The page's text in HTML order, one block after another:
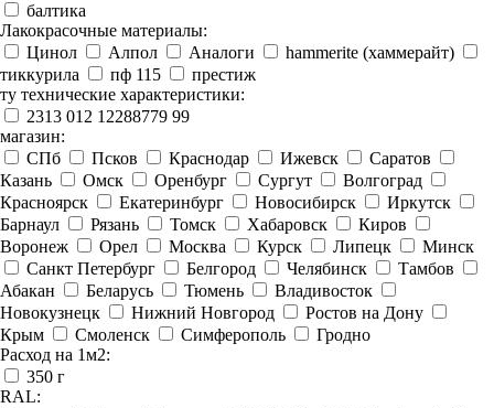
балтика
Лакокрасочные материалы:
Цинол
Алпол Аналоги
hammerite (хаммерайт)
тиккурила
пф 115
престиж
ту технические характеристики:
2313 012 12288779 99
магазин:
СПб
Псков Краснодар Ижевск
Саратов
Казань
Омск Оренбург Сургут
Волгоград
Красноярск
Екатеринбург Новосибирск
Иркутск
Барнаул
Рязань Томск Хабаровск
Киров
Воронеж
Орел Москва Курск Липецк
Минск
Санкт Петербург
Белгород Челябинск
Тамбов
Абакан
Беларусь Тюмень
Владивосток
Новокузнецк
Нижний Новгород
Ростов на Дону
Крым
Смоленск Симферополь
Гродно
Расход на 1м2:
350 г
RAL: